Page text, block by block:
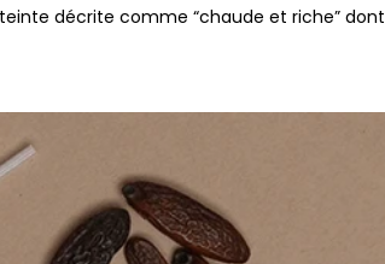
teinte décrite comme “chaude et riche” dont